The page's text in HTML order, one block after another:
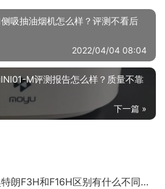
吸抽油烟机怎么样？评测不看后
2022/04/04 08:04
M评测报告怎么样？质量不靠
下一篇 »
使用一个月后分享奥特朗F3H和F16H区别有什么不同？对比哪款性价比更高